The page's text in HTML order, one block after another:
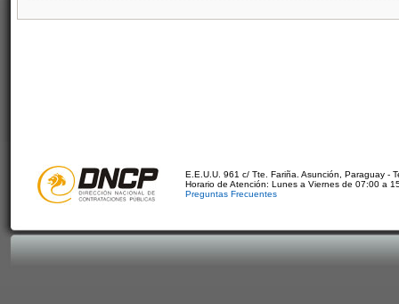
E.E.U.U. 961 c/ Tte. Fariña. Asunción, Paraguay -
Horario de Atención: Lunes a Viernes de 07:00 a
Preguntas Frecuentes